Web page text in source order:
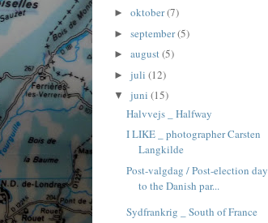
► oktober(7)
► september(5)
► august(5)
► juli (12)
▼ juni (15)
Halvvejs _ Halfway
I LIKE _ photographer Carsten
Langkilde
Post-valgdag / Post-election day
to the Danish par...
Sydfrankrig _ South of France